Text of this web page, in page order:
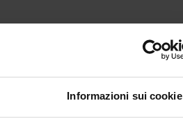
Informazioni sui cookie